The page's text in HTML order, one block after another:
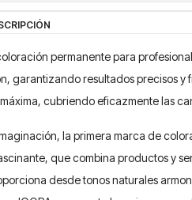
permanente para
garantizando resultados precisos y
cubriendo eficazmente las
la primera marca de
que combina productos y
desde tonos naturales